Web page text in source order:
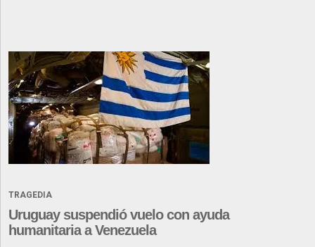
TRAGEDIA
Uruguay suspendió vuelo con ayuda
humanitaria a Venezuela